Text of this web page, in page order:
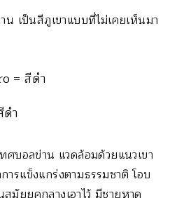
น เป็นสีภูเขาแบบที่ไม่เคยเห็นมา
= สีดำ
ำ
ศบอลข่าน แวดล้อมด้วยแนวเขา
รแข็งแกร่งตามธรรมชาติ โอบ